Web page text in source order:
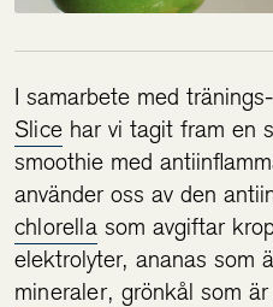
I samarbete med
Slice har vi tagit fram en
smoothie med
använder oss av den
chlorellasom avgiftar
elektrolyter, ananas som
mineraler, grönkål som